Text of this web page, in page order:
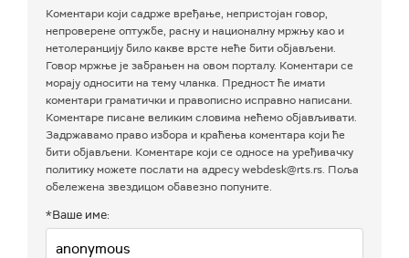
Коментари који садрже вређање, непристојан говор,
непроверене оптужбе, расну и националну мржњу као и
нетолеранцију било какве врсте неће бити објављени.
Говор мржње је забрањен на овом порталу. Коментари се
морају односити на тему чланка. Предност ће имати
коментари граматички и правописно исправно написани.
Коментаре писане великим словима нећемо објављивати.
Задржавамо право избора и краћења коментара који ће
бити објављени. Коментаре који се односе на уређивачку
политику можете послати на адресу webdesk@rts.rs. Поља
обележена звездицом обавезно попуните.
*Ваше име: